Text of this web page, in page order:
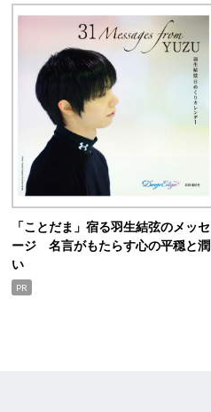
「ことだま」宿る羽生結弦のメッセ
ージ 名言がもたらす心の平穏と潤
い
PR